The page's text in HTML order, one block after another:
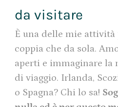
da visitare
È una delle mie
coppia che da sola.
aperti e immaginare la
di viaggio. Irlanda,
o Spagna? Chi lo sa!